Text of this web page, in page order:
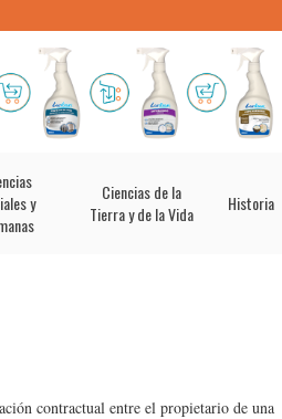
y
Ciencias de la
Tierra y de la Vida
Historia
contractual entre el propietario de una